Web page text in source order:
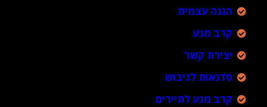
הגנה עצמית
קרב מגע
יצירת קשר
סדנאות לגיבוש
קרב מגע לתיירים